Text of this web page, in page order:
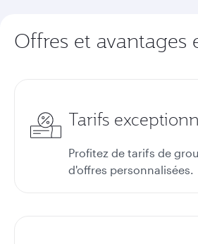
Offres et avantages
Tarifs
Profitez de tarifs de
d'offres personnalisées.